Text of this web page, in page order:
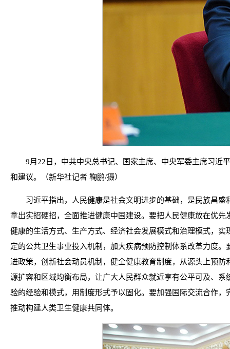
9月22日，中共中央总书记、国家主席、中央军委主席习近
和建议。（新华社记者 鞠鹏/摄）
习近平指出，人民健康是社会文明进步的基础，是民族昌
拿出实招硬招，全面推进健康中国建设。要把人民健康放在优
健康的生活方式、生产方式、经济社会发展模式和治理模式，
定的公共卫生事业投入机制，加大疾病预防控制体系改革力度
进政策，创新社会动员机制，健全健康教育制度，从源头上预
源扩容和区域均衡布局，让广大人民群众就近享有公平可及、
验的经验和模式，用制度形式予以固化。要加强国际交流合作
推动构建人类卫生健康共同体。